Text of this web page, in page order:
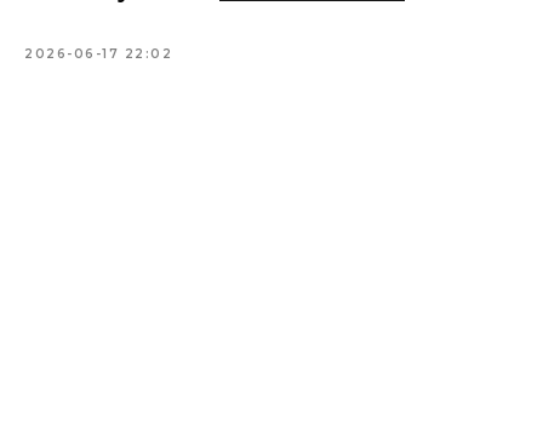
2026-06-17 22:02